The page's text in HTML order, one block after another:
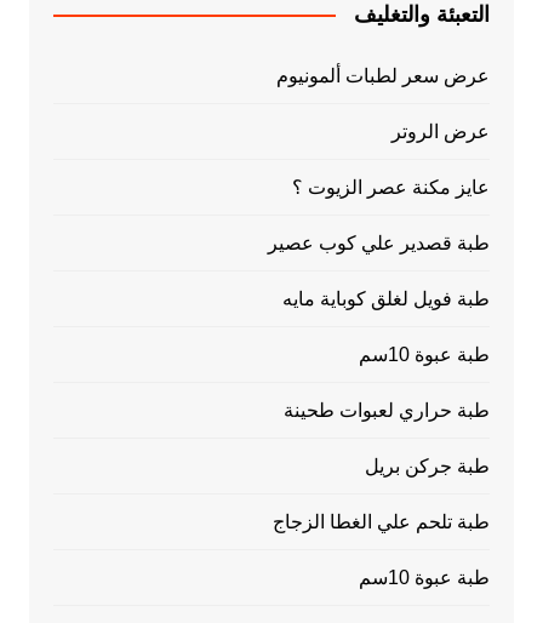
التعبئة والتغليف
عرض سعر لطبات ألمونيوم
عرض الروتر
عايز مكنة عصر الزيوت ؟
طبة قصدير علي كوب عصير
طبة فويل لغلق كوباية مايه
طبة عبوة 10سم
طبة حراري لعبوات طحينة
طبة جركن بريل
طبة تلحم علي الغطا الزجاج
طبة عبوة 10سم